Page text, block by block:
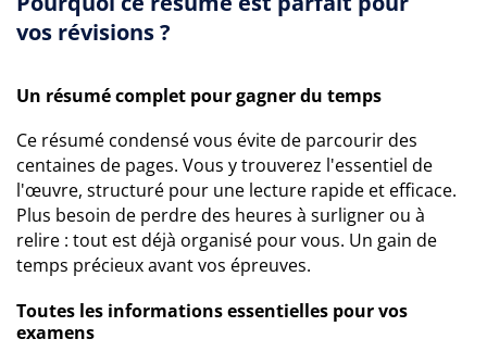
vos révisions ?
Un résumé complet pour gagner du temps
Ce résumé condensé vous évite de parcourir des
centaines de pages. Vous y trouverez l'essentiel de
l'œuvre, structuré pour une lecture rapide et efficace.
Plus besoin de perdre des heures à surligner ou à
relire : tout est déjà organisé pour vous. Un gain de
temps précieux avant vos épreuves.
Toutes les informations essentielles pour vos
examens